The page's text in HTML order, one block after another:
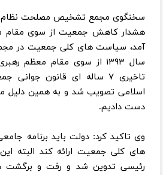
سخنگوی مجمع تشخیص مصلحت نظام
هشدار کاهش جمعیت از سوی مقام
آمد، سیاست های کلی جمعیت در
سال ۱۳۹۳ از سوی مقام معظم
تاخیری ۷ ساله ای قانون
اسلامی تصویب شد و به همین دلیل
دست دادیم.
وی تاکید کرد: دولت باید برنامه
های کلی جمعیت ارائه کند البته
رئیسی تدوین شد و رفت و برگشت